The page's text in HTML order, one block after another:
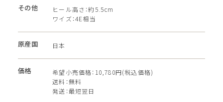
その他
ヒール高さ：約5.5cm
ワイズ：4E相当
原産国 日本
価格
希望小売価格：10,780円(税込価格)
送料：無料
発送：最短翌日